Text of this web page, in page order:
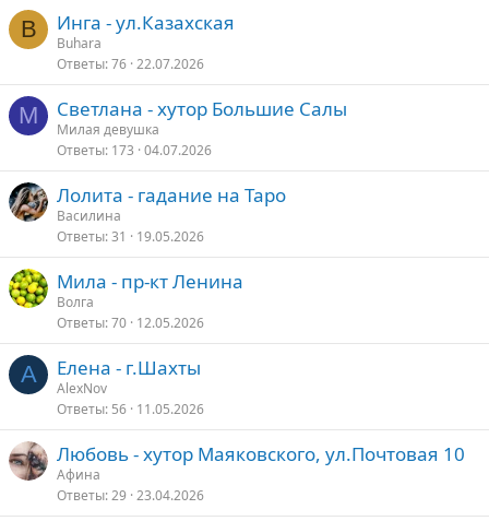
B Инга - ул.Казахская
Buhara
Ответы 76 22.07.2026
М Светлана - хутор Большие Салы
Милая девушка
Ответы 173 04.07.2026
Лолита - гадание на Таро
Василина
Ответы 31 19.05.2026
Мила - пр-кт Ленина
Волга
Ответы 70 12.05.2026
A Елена - г.Шахты
AlexNov
Ответы 56 11.05.2026
Любовь - хутор Маяковского, ул.Почтовая 10
Афина
Ответы 29 23.04.2026